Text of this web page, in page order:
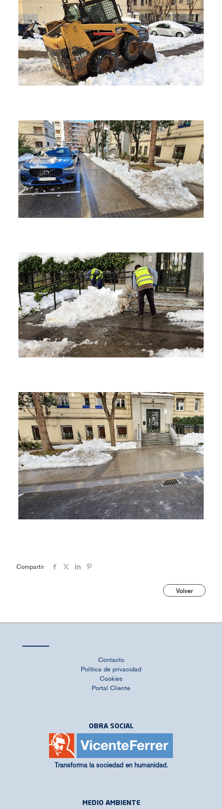
Compartir
Volver
Contacto
Política de privacidad
Cookies
Portal Cliente
OBRA SOCIAL
Transforma la sociedad en humanidad.
MEDIO AMBIENTE